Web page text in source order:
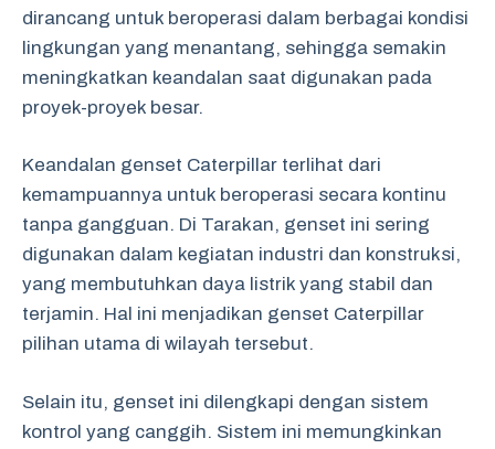
dirancang untuk beroperasi dalam berbagai kondisi
lingkungan yang menantang, sehingga semakin
meningkatkan keandalan saat digunakan pada
proyek-proyek besar.
Keandalan genset Caterpillar terlihat dari
kemampuannya untuk beroperasi secara kontinu
tanpa gangguan. Di Tarakan, genset ini sering
digunakan dalam kegiatan industri dan konstruksi,
yang membutuhkan daya listrik yang stabil dan
terjamin. Hal ini menjadikan genset Caterpillar
pilihan utama di wilayah tersebut.
Selain itu, genset ini dilengkapi dengan sistem
kontrol yang canggih. Sistem ini memungkinkan